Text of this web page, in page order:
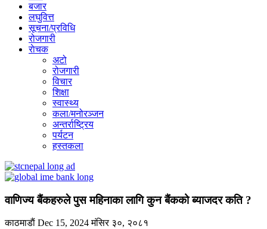
बजार
लघुवित्त
सूचना/प्रविधि
रोजगारी
राेचक
अटो
रोजगारी
विचार
शिक्षा
स्वास्थ्य
कला/मनोरञ्जन
अन्तर्राष्ट्रिय
पर्यटन
हस्तकला
वाणिज्य बैंकहरुले पुस महिनाका लागि कुन बैंकको ब्याजदर कति ?
काठमाडाैं Dec 15, 2024मंसिर ३०, २०८१